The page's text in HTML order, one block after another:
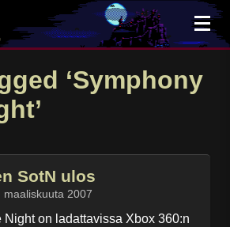
‘Symphony
SotN ulos
maaliskuuta 2007
Night on ladattavissa Xbox 360:n
×